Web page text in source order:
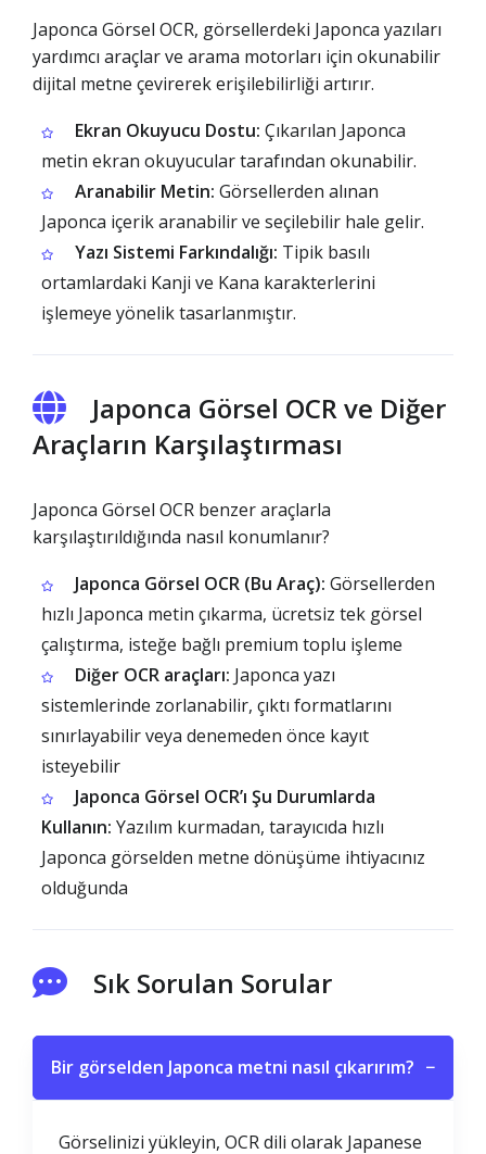
Japonca Görsel OCR, görsellerdeki Japonca yazıları
yardımcı araçlar ve arama motorları için okunabilir
dijital metne çevirerek erişilebilirliği artırır.
Ekran Okuyucu Dostu: Çıkarılan Japonca
metin ekran okuyucular tarafından okunabilir.
Aranabilir Metin: Görsellerden alınan
Japonca içerik aranabilir ve seçilebilir hale gelir.
Yazı Sistemi Farkındalığı: Tipik basılı
ortamlardaki Kanji ve Kana karakterlerini
işlemeye yönelik tasarlanmıştır.
Japonca Görsel OCR ve Diğer
Araçların Karşılaştırması
Japonca Görsel OCR benzer araçlarla
karşılaştırıldığında nasıl konumlanır?
Japonca Görsel OCR (Bu Araç): Görsellerden
hızlı Japonca metin çıkarma, ücretsiz tek görsel
çalıştırma, isteğe bağlı premium toplu işleme
Diğer OCR araçları: Japonca yazı
sistemlerinde zorlanabilir, çıktı formatlarını
sınırlayabilir veya denemeden önce kayıt
isteyebilir
Japonca Görsel OCR’ı Şu Durumlarda
Kullanın: Yazılım kurmadan, tarayıcıda hızlı
Japonca görselden metne dönüşüme ihtiyacınız
olduğunda
Sık Sorulan Sorular
Bir görselden Japonca metni nasıl çıkarırım? −
Görselinizi yükleyin, OCR dili olarak Japanese